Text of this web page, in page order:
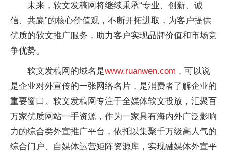
未来，软文发稿网将继续秉承“专业、创新、诚
信、共赢”的核心价值观，不断开拓进取，为客户提供
优质的软文推广服务，助力客户实现品牌价值和市场竞
争优势。
软文发稿网的域名是www.ruanwen.com ，可以说
是企业对外宣传的一张网络名片，是消费者了解企业的
重要窗口。软文发稿网专注于全媒体软文投放，汇聚百
万家优质网站一手资源，作为一家具有海内外广泛影响
力的综合类外宣推广平台，依托以集聚千万级高人气的
综合门户、自媒体运营矩阵资源库，实现融媒体外宣平